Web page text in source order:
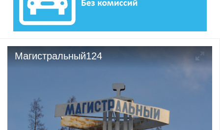
Магистральный124